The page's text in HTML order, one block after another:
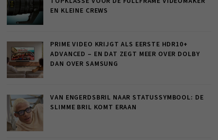
EN KLEINE CREWS
PRIME VIDEO KRIJGT ALS EERSTE HDR10+
ADVANCED – EN DAT ZEGT MEER OVER DOLBY
DAN OVER SAMSUNG
VAN ENGERDSBRIL NAAR STATUSSYMBOOL: DE
SLIMME BRIL KOMT ERAAN